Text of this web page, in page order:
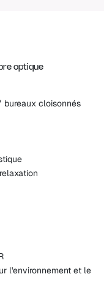
optique
bureaux cloisonnés
l'environnement et le